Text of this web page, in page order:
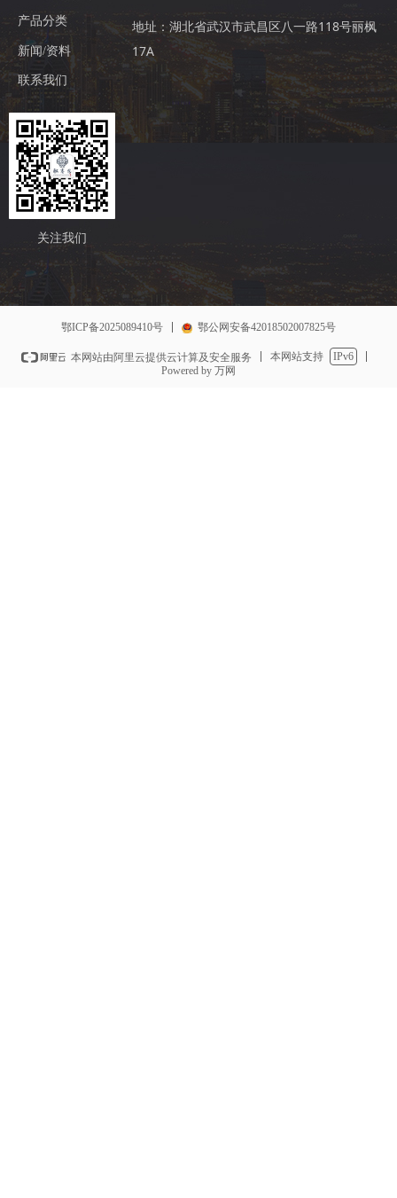
产品分类
新闻/资料
联系我们
地址：湖北省武汉市武昌区八一路118号丽枫
17A
关注我们
鄂ICP备2025089410号 鄂公网安备42018502007825号
本网站由阿里云提供云计算及安全服务 本网站支持
IPv6
Powered by 万网